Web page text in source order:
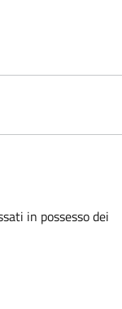
in possesso dei